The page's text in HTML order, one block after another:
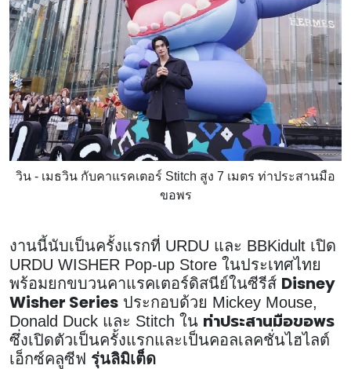
วิน - เมธวิน กับคาแรคเตอร์ Stitch สูง 7 เมตร ท่าประสานมือ
ขอพร
งานนี้นับเป็นครั้งแรกที่ URDU และ BBKidult เปิด
URDU WISHER Pop-up Store ในประเทศไทย
พร้อมยกขบวนคาแรคเตอร์ดิสนีย์ในซีรีส์ Disney
Wisher Series ประกอบด้วย Mickey Mouse,
Donald Duck และ Stitch ใน ท่าประสานมือขอพร
ซึ่งเปิดตัวเป็นครั้งแรกและเป็นคอลเลคชั่นไฮไลต์
เอ็กซ์คลูซีฟ รุ่นลิมิเต็ด